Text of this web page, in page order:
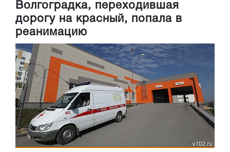
Волгоградка, переходившая
дорогу на красный, попала в
реанимацию